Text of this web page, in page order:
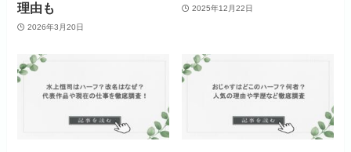
理由も
2026年3月20日
2025年12月22日